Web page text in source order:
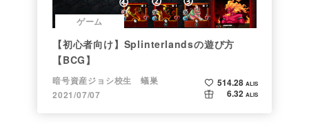
ゲーム
【初心者向け】Splinterlandsの遊び方
【BCG】
暗号資産ジョシ校生 蟻巣
2021/07/07
514.28 ALIS
6.32 ALIS